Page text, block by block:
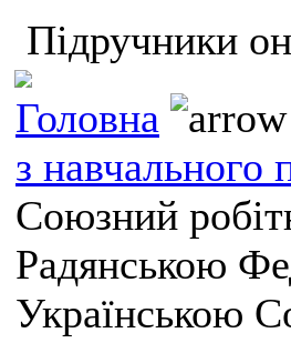
Підручники
Головна
з навчального
Союзний
Радянською
Українською